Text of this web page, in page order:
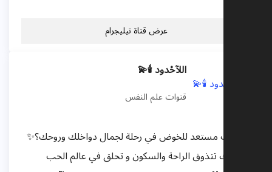
عرض قناة تيليجرام
اللآحْدود 🕯💫
قنوات علم النفس
هل أنت مستعد للخوض في رحلة لجمال دواخلك وروحك؟✨
دع ذاتك تتذوق الراحة والسكون و تحلق في عالم الحب